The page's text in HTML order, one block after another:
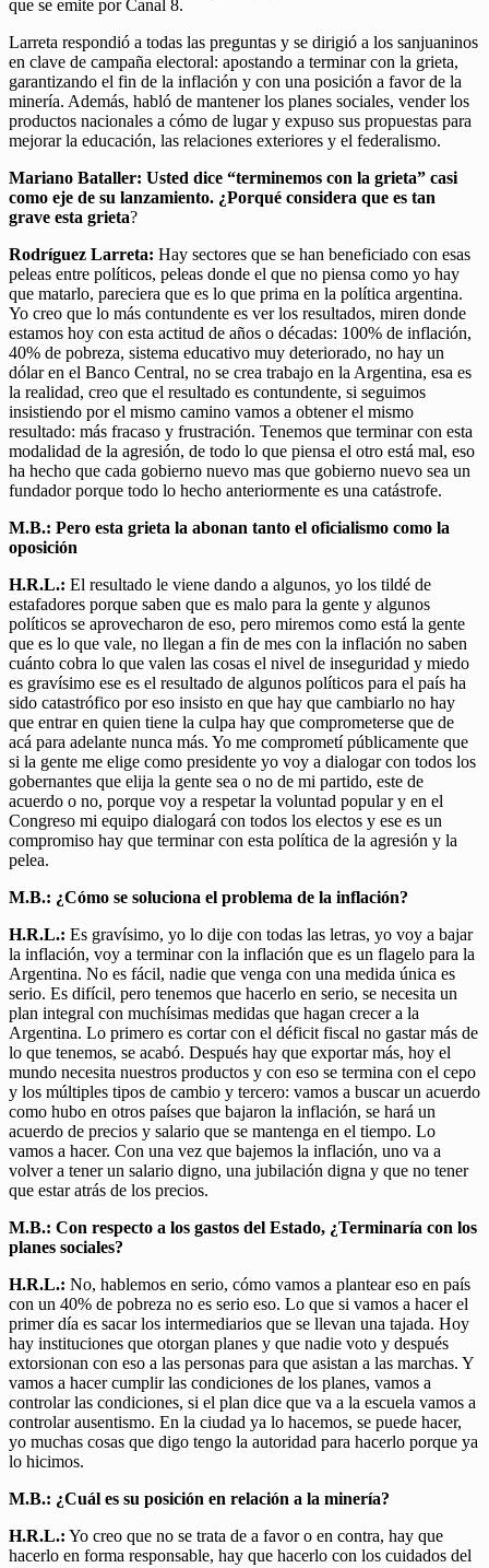
que se emite por Canal 8.
Larreta respondió a todas las preguntas y se dirigió a los sanjuaninos
en clave de campaña electoral: apostando a terminar con la grieta,
garantizando el fin de la inflación y con una posición a favor de la
minería. Además, habló de mantener los planes sociales, vender los
productos nacionales a cómo de lugar y expuso sus propuestas para
mejorar la educación, las relaciones exteriores y el federalismo.
Mariano Bataller: Usted dice “terminemos con la grieta” casi
como eje de su lanzamiento. ¿Porqué considera que es tan
grave esta grieta?
Rodríguez Larreta: Hay sectores que se han beneficiado con esas
peleas entre políticos, peleas donde el que no piensa como yo hay
que matarlo, pareciera que es lo que prima en la política argentina.
Yo creo que lo más contundente es ver los resultados, miren donde
estamos hoy con esta actitud de años o décadas: 100% de inflación,
40% de pobreza, sistema educativo muy deteriorado, no hay un
dólar en el Banco Central, no se crea trabajo en la Argentina, esa es
la realidad, creo que el resultado es contundente, si seguimos
insistiendo por el mismo camino vamos a obtener el mismo
resultado: más fracaso y frustración. Tenemos que terminar con esta
modalidad de la agresión, de todo lo que piensa el otro está mal, eso
ha hecho que cada gobierno nuevo mas que gobierno nuevo sea un
fundador porque todo lo hecho anteriormente es una catástrofe.
M.B.: Pero esta grieta la abonan tanto el oficialismo como la
oposición
H.R.L.: El resultado le viene dando a algunos, yo los tildé de
estafadores porque saben que es malo para la gente y algunos
políticos se aprovecharon de eso, pero miremos como está la gente
que es lo que vale, no llegan a fin de mes con la inflación no saben
cuánto cobra lo que valen las cosas el nivel de inseguridad y miedo
es gravísimo ese es el resultado de algunos políticos para el país ha
sido catastrófico por eso insisto en que hay que cambiarlo no hay
que entrar en quien tiene la culpa hay que comprometerse que de
acá para adelante nunca más. Yo me comprometí públicamente que
si la gente me elige como presidente yo voy a dialogar con todos los
gobernantes que elija la gente sea o no de mi partido, este de
acuerdo o no, porque voy a respetar la voluntad popular y en el
Congreso mi equipo dialogará con todos los electos y ese es un
compromiso hay que terminar con esta política de la agresión y la
pelea.
M.B.: ¿Cómo se soluciona el problema de la inflación?
H.R.L.: Es gravísimo, yo lo dije con todas las letras, yo voy a bajar
la inflación, voy a terminar con la inflación que es un flagelo para la
Argentina. No es fácil, nadie que venga con una medida única es
serio. Es difícil, pero tenemos que hacerlo en serio, se necesita un
plan integral con muchísimas medidas que hagan crecer a la
Argentina. Lo primero es cortar con el déficit fiscal no gastar más de
lo que tenemos, se acabó. Después hay que exportar más, hoy el
mundo necesita nuestros productos y con eso se termina con el cepo
y los múltiples tipos de cambio y tercero: vamos a buscar un acuerdo
como hubo en otros países que bajaron la inflación, se hará un
acuerdo de precios y salario que se mantenga en el tiempo. Lo
vamos a hacer. Con una vez que bajemos la inflación, uno va a
volver a tener un salario digno, una jubilación digna y que no tener
que estar atrás de los precios.
M.B.: Con respecto a los gastos del Estado, ¿Terminaría con los
planes sociales?
H.R.L.: No, hablemos en serio, cómo vamos a plantear eso en país
con un 40% de pobreza no es serio eso. Lo que si vamos a hacer el
primer día es sacar los intermediarios que se llevan una tajada. Hoy
hay instituciones que otorgan planes y que nadie voto y después
extorsionan con eso a las personas para que asistan a las marchas. Y
vamos a hacer cumplir las condiciones de los planes, vamos a
controlar las condiciones, si el plan dice que va a la escuela vamos a
controlar ausentismo. En la ciudad ya lo hacemos, se puede hacer,
yo muchas cosas que digo tengo la autoridad para hacerlo porque ya
lo hicimos.
M.B.: ¿Cuál es su posición en relación a la minería?
H.R.L.: Yo creo que no se trata de a favor o en contra, hay que
hacerlo en forma responsable, hay que hacerlo con los cuidados del